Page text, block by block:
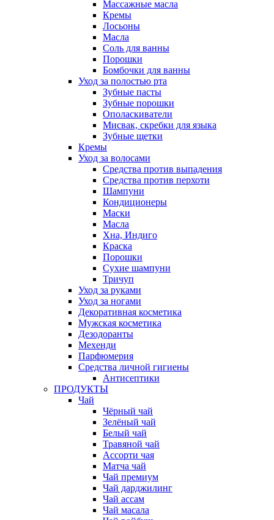
Массажные масла
Кремы
Лосьоны
Масла
Соль для ванны
Порошки
Бомбочки для ванны
Уход за полостью рта
Зубные пасты
Зубные порошки
Ополаскиватели
Мисвак, скребки для языка
Зубные щетки
Кремы
Уход за волосами
Средства против выпадения
Средства против перхоти
Шампуни
Кондиционеры
Маски
Масла
Хна, Индиго
Краска
Порошки
Сухие шампуни
Тричуп
Уход за руками
Уход за ногами
Декоративная косметика
Мужская косметика
Дезодоранты
Мехенди
Парфюмерия
Средства личной гигиены
Антисептики
ПРОДУКТЫ
Чай
Чёрный чай
Зелёный чай
Белый чай
Травяной чай
Ассорти чая
Матча чай
Чай премиум
Чай дарджилинг
Чай ассам
Чай масала